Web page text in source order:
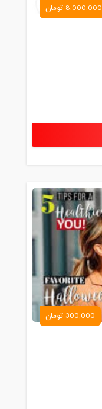
8,000,000 تومان
300,000 تومان